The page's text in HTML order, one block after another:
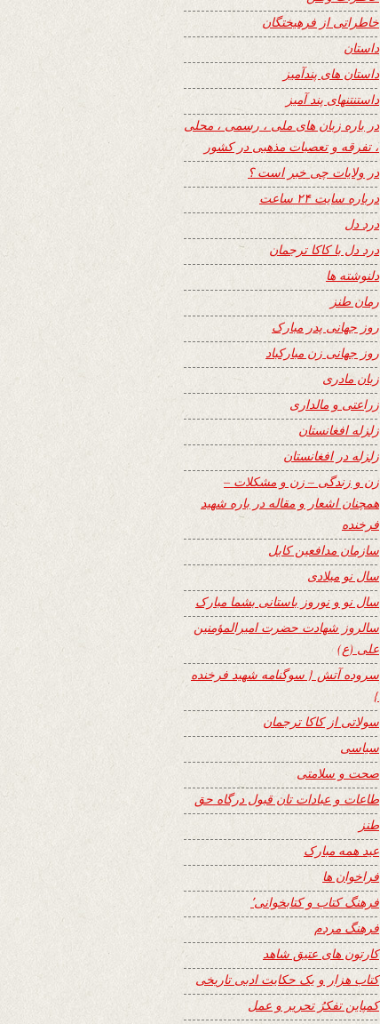
خاطراتی از فرهیختگان
داستان
داستان های پندآمیز
داستنتنهای پند آمیز
در باره زبان های ملی ، رسمی ، محلی
، تفرقه و تعصبات مذهبی در کشور
در ولایات چی خبر است ؟
درباره سایت ۲۴ ساعت
درد دل
درد دل با کاکا ترجمان
دلنوشته ها
رمان طنز
روز جهانی پدر مبارک
روز جهانی زن مبارکباد
زبان مادری
زراعتی و مالداری
زلزله افغانستان
زلزله در افغانستان
زن و زندگی – زن و مشکلات –
همچنان اشعار و مقاله در باره شهید
فرخنده
سازمان مدافعین کابل
سال نو میلادی
سال نو و نوروز باستانی بشما مبارک
سالروز شهادت حضرت امیرالمؤمنین
علی (ع)
سروده آتش { سوگنامه شهید فرخنده
}
سولاتی از کاکا ترجمان
سیاسی
صحت و سلامتی
طاعات و عبادات تان قبول درگاه حق
طنز
عید همه مبارک
فراخوان ها
فرهنگ کتاب و کتابخوانی٬
فرهنگ مردم
کارتون های عتیق شاهد
کتاب هزار و یک حکایت ادبی تاریخی
کمپاین تفکرُ تحریر و عمل